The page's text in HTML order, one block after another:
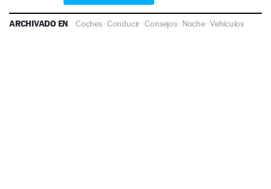
ARCHIVADO EN Coches·Conducir ·Consejos· Noche·Vehículos